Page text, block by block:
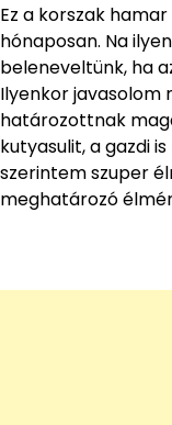
Ez a korszak
hónaposan. Na
beleneveltünk, ha
Ilyenkor javasolom
határozottnak
kutyasulit, a gazdi
szerintem szuper
meghatározó